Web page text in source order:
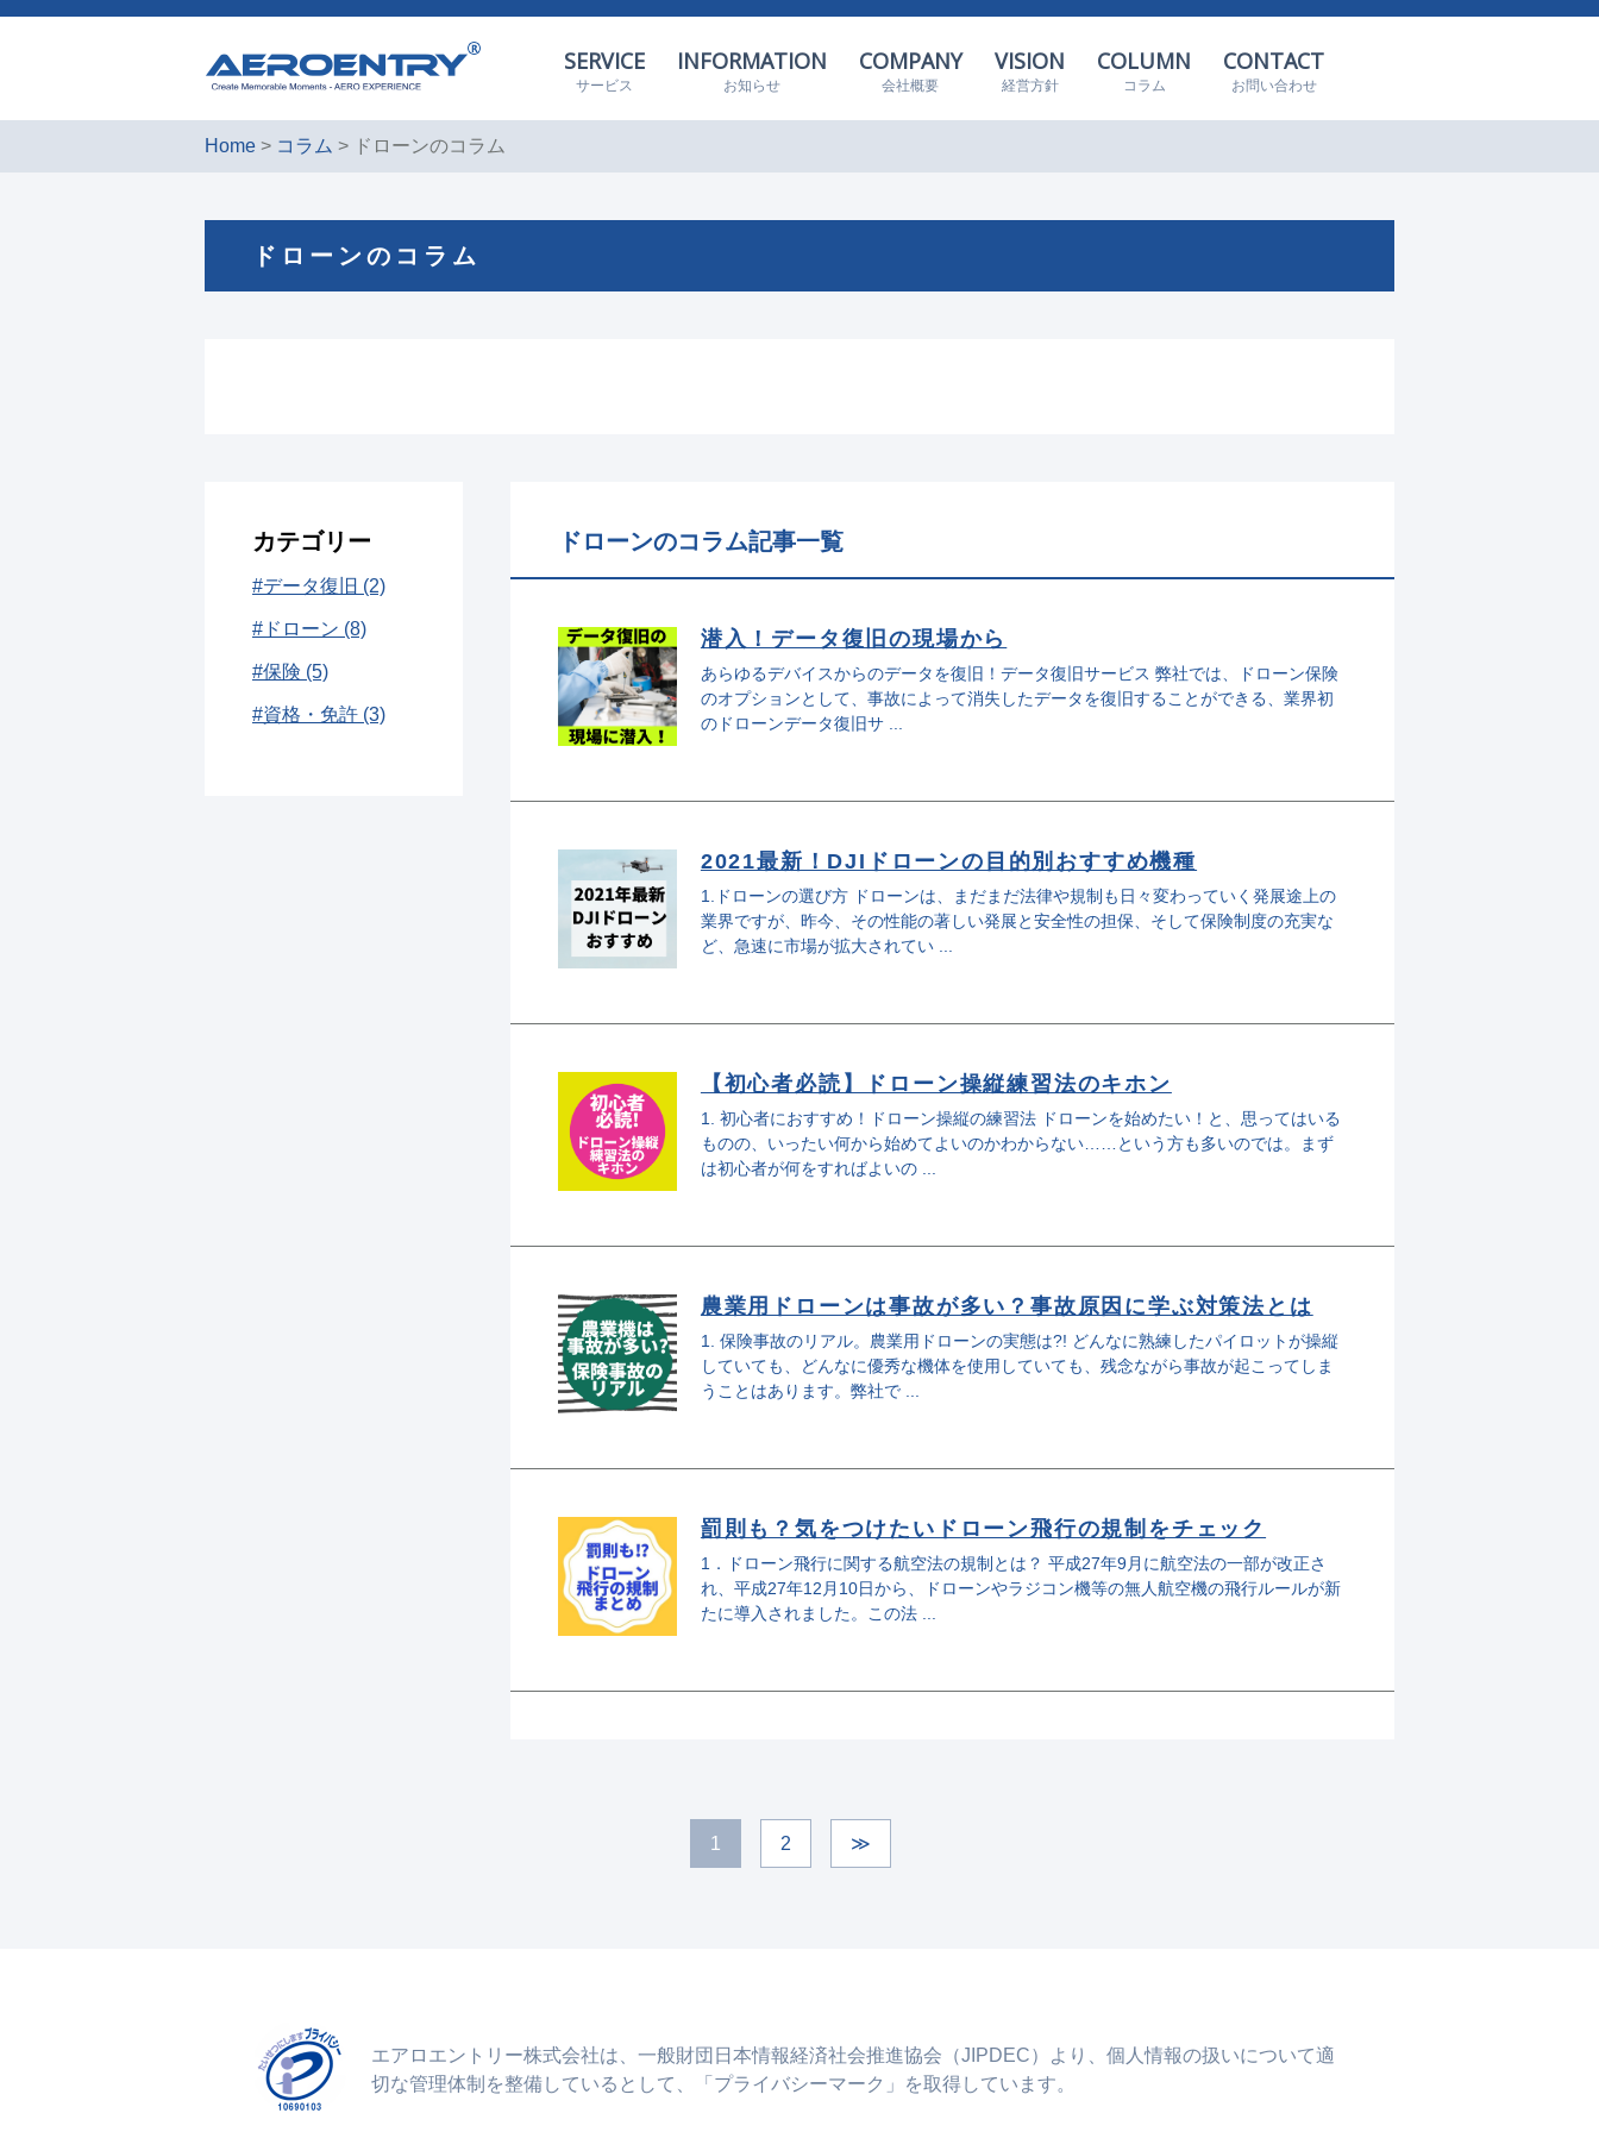
SERVICE
サービス
INFORMATION
お知らせ
COMPANY
会社概要
VISION
経営方針
COLUMN
コラム
CONTACT
お問い合わせ
Home > コラム > ドローンのコラム
ドローンのコラム
カテゴリー
#データ復旧 (2)
#ドローン (8)
#保険 (5)
#資格・免許 (3)
ドローンのコラム記事一覧
潜入！データ復旧の現場から
あらゆるデバイスからのデータを復旧！データ復旧サービス 弊社では、ドローン保険
のオプションとして、事故によって消失したデータを復旧することができる、業界初
のドローンデータ復旧サ ...
2021最新！DJIドローンの目的別おすすめ機種
1.ドローンの選び方 ドローンは、まだまだ法律や規制も日々変わっていく発展途上の
業界ですが、昨今、その性能の著しい発展と安全性の担保、そして保険制度の充実な
ど、急速に市場が拡大されてい ...
【初心者必読】ドローン操縦練習法のキホン
1. 初心者におすすめ！ドローン操縦の練習法 ドローンを始めたい！と、思ってはいる
ものの、いったい何から始めてよいのかわからない……という方も多いのでは。まず
は初心者が何をすればよいの ...
農業用ドローンは事故が多い？事故原因に学ぶ対策法とは
1. 保険事故のリアル。農業用ドローンの実態は?! どんなに熟練したパイロットが操縦
していても、どんなに優秀な機体を使用していても、残念ながら事故が起こってしま
うことはあります。弊社で ...
罰則も？気をつけたいドローン飛行の規制をチェック
1．ドローン飛行に関する航空法の規制とは？ 平成27年9月に航空法の一部が改正さ
れ、平成27年12月10日から、ドローンやラジコン機等の無人航空機の飛行ルールが新
たに導入されました。この法 ...
1 2 ≫
エアロエントリー株式会社は、一般財団日本情報経済社会推進協会（JIPDEC）より、個人情報の扱いについて適
切な管理体制を整備しているとして、「プライバシーマーク」を取得しています。